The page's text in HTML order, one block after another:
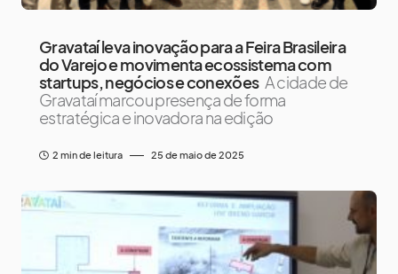
Gravataí leva inovação para a Feira Brasileira
do Varejo e movimenta ecossistema com
startups, negócios e conexões A cidade de
Gravataí marcou presença de forma
estratégica e inovadora na edição
2 min de leitura 25 de maio de 2025